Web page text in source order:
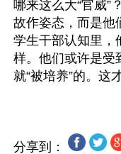
哪来这么大“官威”
故作姿态，而是他
学生干部认知里，
样。他们或许是受
分享到：